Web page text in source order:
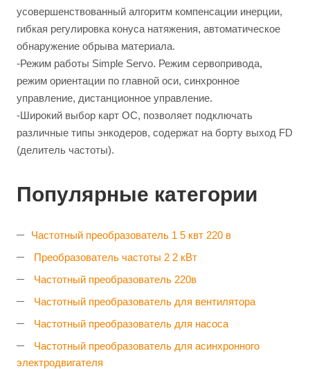
усовершенствованный алгоритм компенсации инерции,
гибкая регулировка конуса натяжения, автоматическое
обнаружение обрыва материала.
-Режим работы Simple Servo. Режим сервопривода,
режим ориентации по главной оси, синхронное
управление, дистанционное управление.
-Широкий выбор карт ОС, позволяет подключать
различные типы энкодеров, содержат на борту выход FD
(делитель частоты).
Популярные категории
Частотный преобразователь 1 5 квт 220 в
Преобразователь частоты 2 2 кВт
Частотный преобразователь 220в
Частотный преобразователь для вентилятора
Частотный преобразователь для насоса
Частотный преобразователь для асинхронного
электродвигателя